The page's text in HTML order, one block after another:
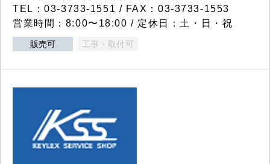
TEL：03-3733-1551 / FAX：03-3733-1553
営業時間：8:00〜18:00 / 定休日：土・日・祝
販売可 工事・取付可